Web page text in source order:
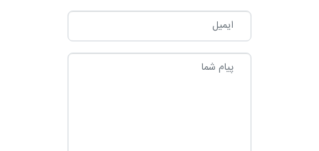
ضدالتهابی (Anti-inflammatory) زعفران از چند مسیر به کاهش التهاب